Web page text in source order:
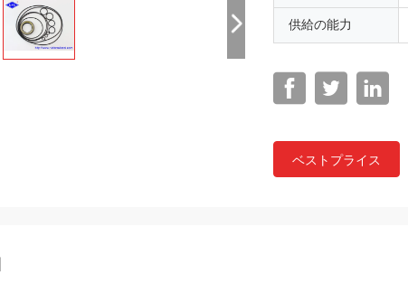
供給の能力
ベストプライス